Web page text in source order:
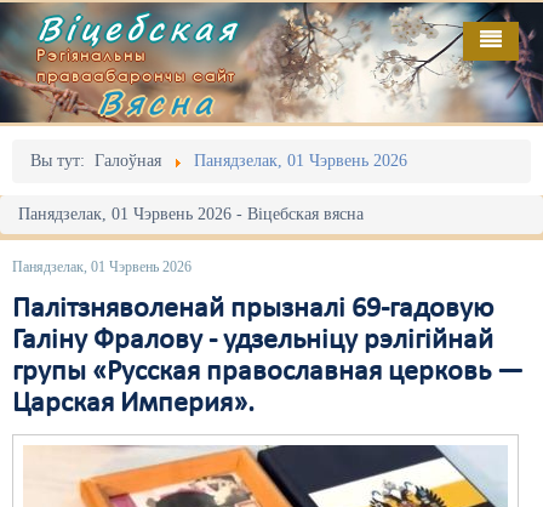
Віцебская
Рэгіянальны
праваабарончы сайт
Вясна
Вы тут: Галоўная Панядзелак, 01 Чэрвень 2026
Панядзелак, 01 Чэрвень 2026 - Віцебская вясна
Панядзелак, 01 Чэрвень 2026
Палітзняволенай прызналі 69-гадовую
Галіну Фралову - удзельніцу рэлігійнай
групы «Русская православная церковь —
Царская Империя».
Галоўная
Адміністрацыйны перасьлед
Акцыі
Выбары
Грамадзянскія ініцыятывы
Дзяржава
Дыскрымінацыя
Затрыманьні
Выданьні
Відэа
Пра нас
RSS